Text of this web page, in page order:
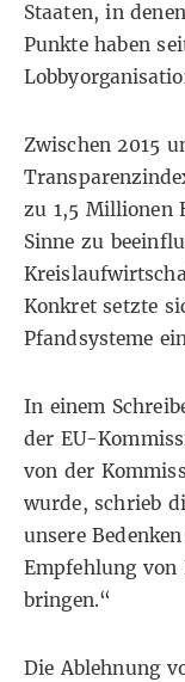
Staaten, in
Punkte haben
Zwischen 2015
zu 1,5 Millionen
Sinne zu
Konkret setzte
Pfandsysteme
In einem
der EU-
von der
wurde, schrieb
unsere
Empfehlung
bringen.“
Die Ablehnung